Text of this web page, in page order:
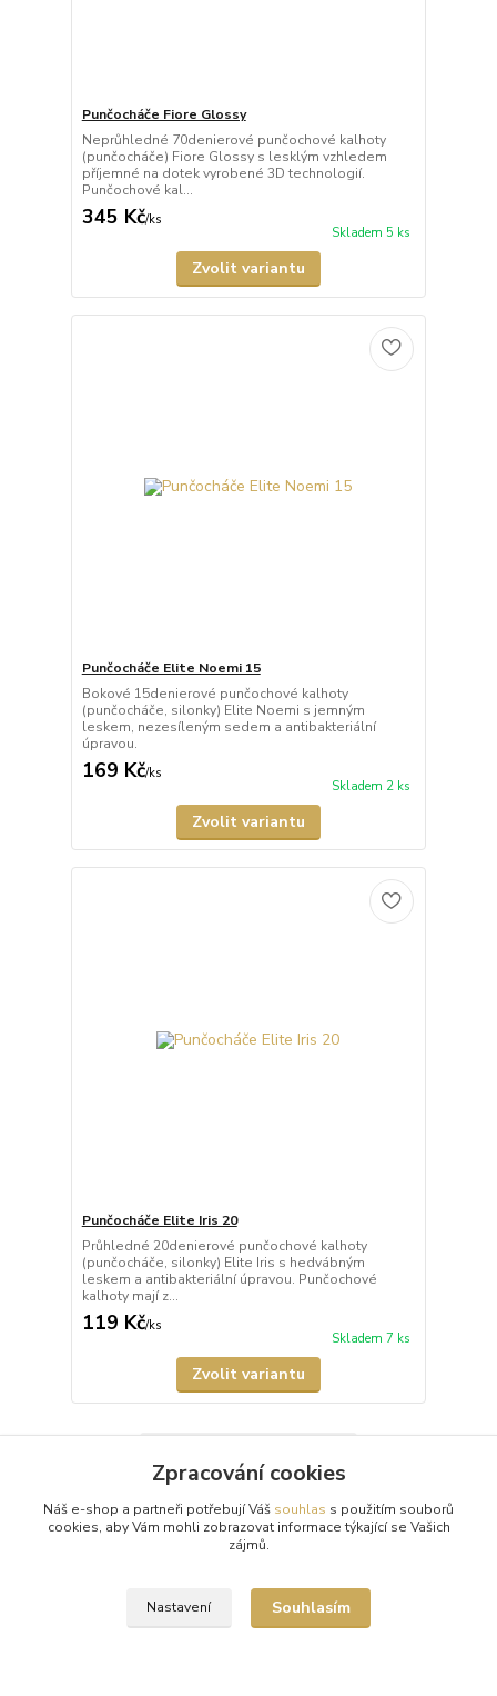
Punčocháče Fiore Glossy
Neprůhledné 70denierové punčochové kalhoty
(punčocháče) Fiore Glossy s lesklým vzhledem
příjemné na dotek vyrobené 3D technologií.
Punčochové kal...
345 Kč/ks
Skladem 5 ks
Zvolit variantu
Punčocháče Elite Noemi 15
Bokové 15denierové punčochové kalhoty
(punčocháče, silonky) Elite Noemi s jemným
leskem, nezesíleným sedem a antibakteriální
úpravou.
169 Kč/ks
Skladem 2 ks
Zvolit variantu
Punčocháče Elite Iris 20
Průhledné 20denierové punčochové kalhoty
(punčocháče, silonky) Elite Iris s hedvábným
leskem a antibakteriální úpravou. Punčochové
kalhoty mají z...
119 Kč/ks
Skladem 7 ks
Zvolit variantu
Zpracování cookies
Náš e-shop a partneři potřebují Váš souhlas s použitím souborů
cookies, aby Vám mohli zobrazovat informace týkající se Vašich
zájmů.
Nastavení Souhlasím